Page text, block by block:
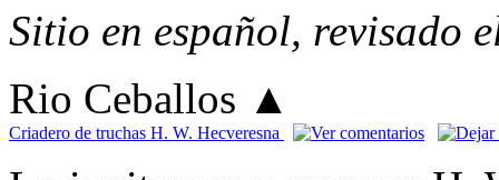
Sitio en español, revisado
Rio Ceballos ▲
Criadero de truchas H. W. Hecveresna